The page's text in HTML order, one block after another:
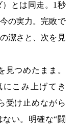
とは同走。1秒
の実力。完敗で
潔さと、次を見
見つめたまま。
こみ上げてき
受け止めながら
い。明確な“闘